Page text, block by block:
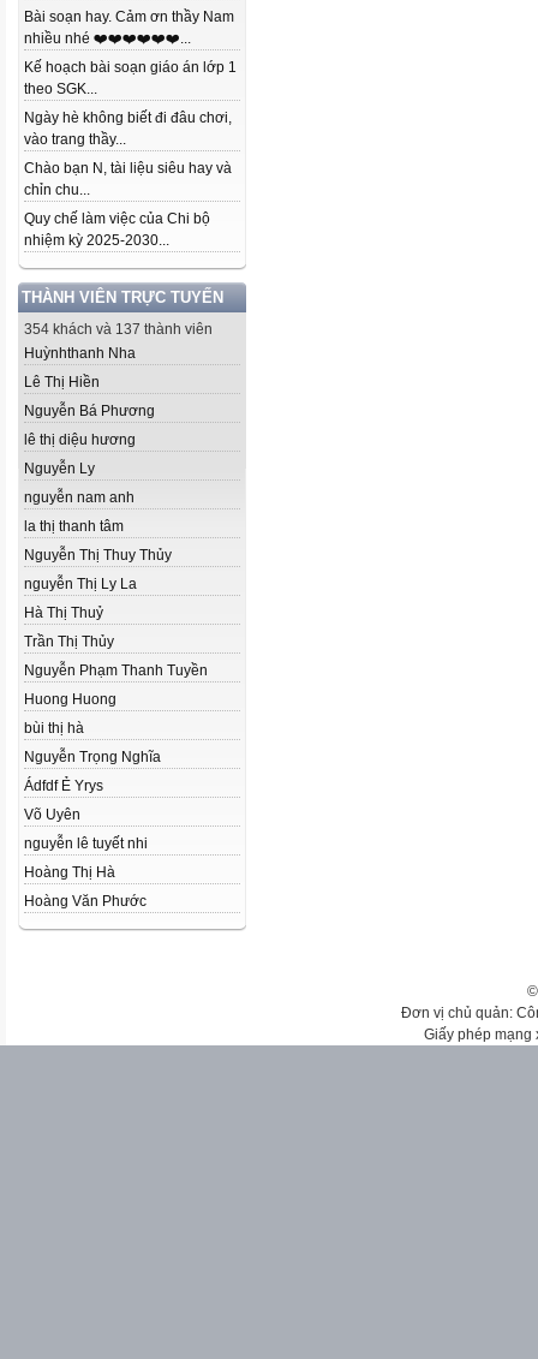
Bài soạn hay. Cảm ơn thầy Nam
nhiều nhé ❤️❤️❤️❤️❤️❤️...
Kế hoạch bài soạn giáo án lớp 1
theo SGK...
Ngày hè không biết đi đâu chơi,
vào trang thầy...
Chào bạn N, tài liệu siêu hay và
chỉn chu...
Quy chế làm việc của Chi bộ
nhiệm kỳ 2025-2030...
THÀNH VIÊN TRỰC TUYẾN
354 khách và 137 thành viên
Huỳnhthanh Nha
Lê Thị Hiền
Nguyễn Bá Phương
lê thị diệu hương
Nguyễn Ly
nguyễn nam anh
la thị thanh tâm
Nguyễn Thị Thuy Thủy
nguyễn Thị Ly La
Hà Thị Thuỷ
Trần Thị Thủy
Nguyễn Phạm Thanh Tuyền
Huong Huong
bùi thị hà
Nguyễn Trọng Nghĩa
Ádfdf Ẻ Yrys
Võ Uyên
nguyễn lê tuyết nhi
Hoàng Thị Hà
Hoàng Văn Phước
Đơn vị chủ quản:
Giấy phép mạng